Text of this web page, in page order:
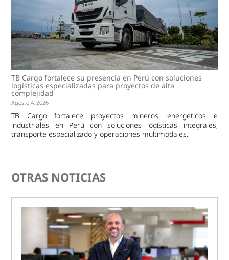
TB Cargo fortalece su presencia en Perú con soluciones
logísticas especializadas para proyectos de alta
complejidad
Agosto 4, 2026
TB Cargo fortalece proyectos mineros, energéticos e
industriales en Perú con soluciones logísticas integrales,
transporte especializado y operaciones multimodales.
OTRAS NOTICIAS